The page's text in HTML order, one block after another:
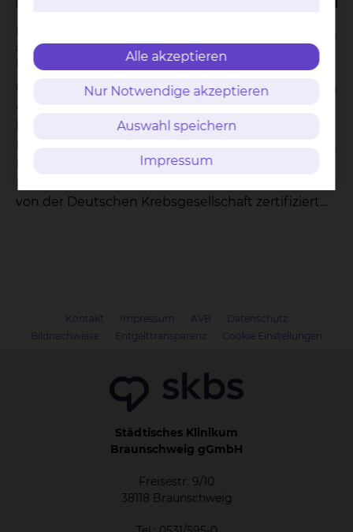
skbs erhält Zertifizierung von der
Deutschen Krebsgesellschaft
Ob primärer Hirntumor oder Metastasen im Gehirn
– betroffene Patientinnen und Patienten
bekommen am Städtischen Klinikum
Für diese Fälle gibt es am skbs ein
von der Deutschen Krebsgesellschaft zertifiziert
Kontakt Impressum AVB
Datenschutz
Bildnachweise
Entgelttransparenz Cookie Einstellungen
Städtisches Klinikum
Braunschweig gGmbH
Freisestr. 9/10
38118 Braunschweig
Alle akzeptieren
Nur Notwendige akzeptieren
Auswahl speichern
Impressum